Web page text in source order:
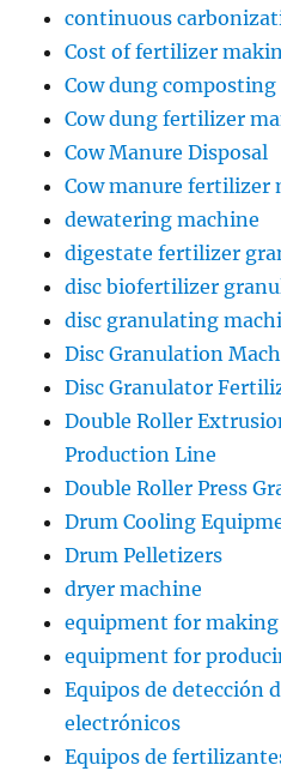
continuous
Cost of fertilizer
Cow dung composting
Cow dung fertilizer
Cow Manure Disposal
Cow manure fertilizer
dewatering machine
digestate fertilizer
disc biofertilizer
disc granulating
Disc Granulation
Disc Granulator
Double Roller
Production Line
Double Roller Press
Drum Cooling
Drum Pelletizers
dryer machine
equipment for
equipment for
Equipos de detección
electrónicos
Equipos de